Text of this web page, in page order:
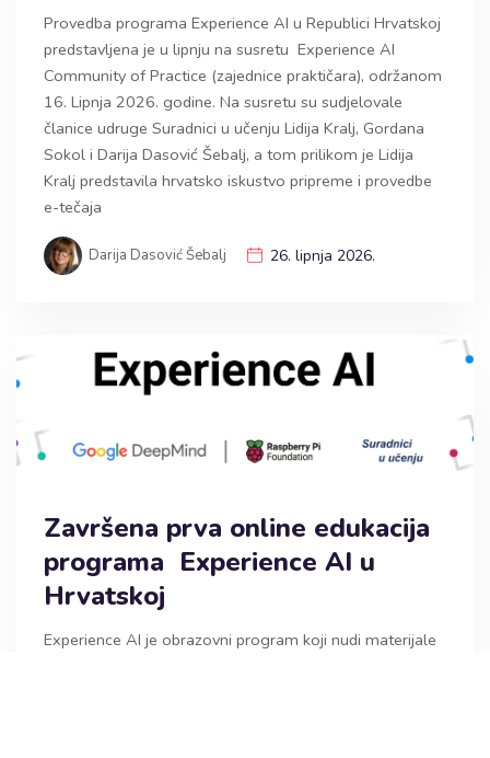
Provedba programa Experience AI u Republici Hrvatskoj
predstavljena je u lipnju na susretu Experience AI
Community of Practice (zajednice praktičara), održanom
16. Lipnja 2026. godine. Na susretu su sudjelovale
članice udruge Suradnici u učenju Lidija Kralj, Gordana
Sokol i Darija Dasović Šebalj, a tom prilikom je Lidija
Kralj predstavila hrvatsko iskustvo pripreme i provedbe
e-tečaja
Darija Dasović Šebalj 26. lipnja 2026.
Završena prva online edukacija
programa Experience AI u
Hrvatskoj
Experience AI je obrazovni program koji nudi materijale